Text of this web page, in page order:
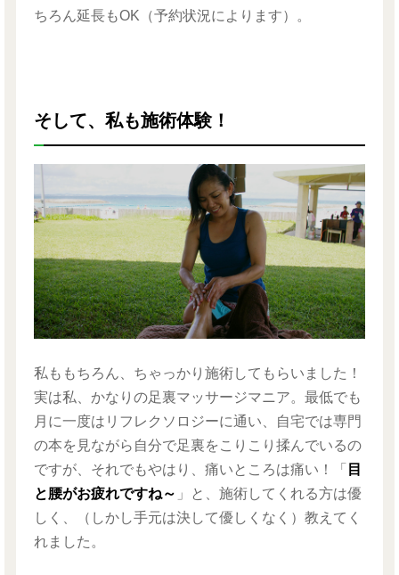
ちろん延長もOK（予約状況によります）。
そして、私も施術体験！
私ももちろん、ちゃっかり施術してもらいました！
実は私、かなりの足裏マッサージマニア。最低でも
月に一度はリフレクソロジーに通い、自宅では専門
の本を見ながら自分で足裏をこりこり揉んでいるの
ですが、それでもやはり、痛いところは痛い！「 目
と腰がお疲れですね～ 」と、施術してくれる方は優
しく、（しかし手元は決して優しくなく）教えてく
れました。